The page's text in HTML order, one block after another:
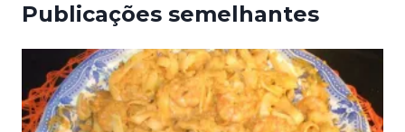
Publicações semelhantes